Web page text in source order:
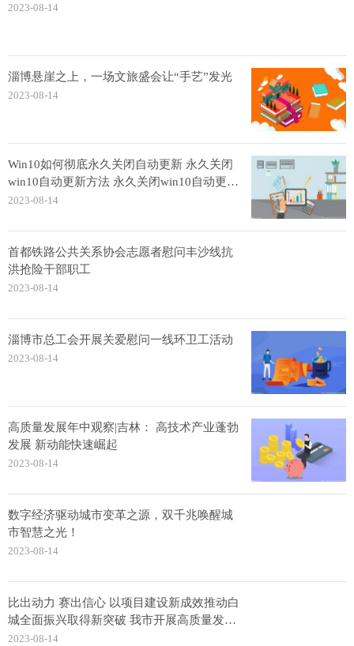
2023-08-14
淄博悬崖之上，一场文旅盛会让“手艺”发光
2023-08-14
Win10如何彻底永久关闭自动更新 永久关闭
win10自动更新方法 永久关闭win10自动更新
的两种方法
2023-08-14
首都铁路公共关系协会志愿者慰问丰沙线抗
洪抢险干部职工
2023-08-14
淄博市总工会开展关爱慰问一线环卫工活动
2023-08-14
高质量发展年中观察|吉林： 高技术产业蓬勃
发展 新动能快速崛起
2023-08-14
数字经济驱动城市变革之源，双千兆唤醒城
市智慧之光！
2023-08-14
比出动力 赛出信心 以项目建设新成效推动白
城全面振兴取得新突破 我市开展高质量发展
重点项目联检活动
2023-08-14